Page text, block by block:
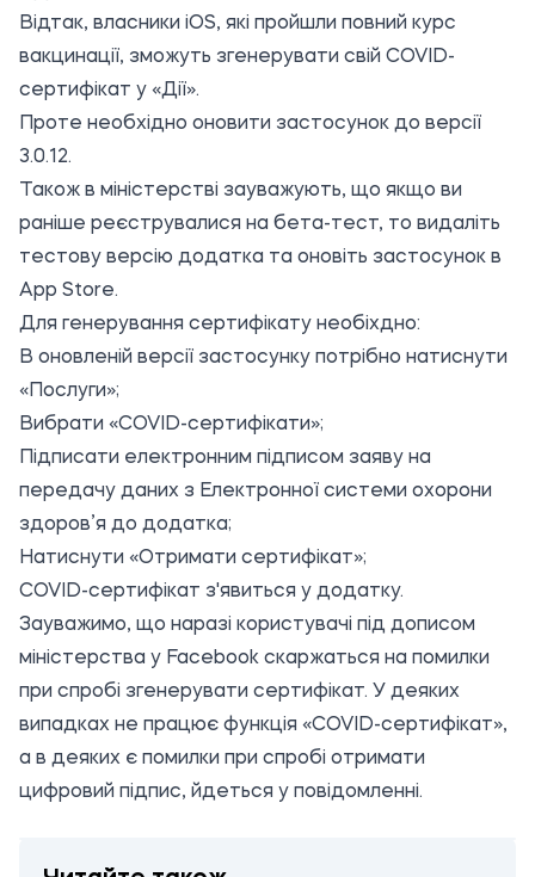
Відтак, власники iOS, які пройшли повний курс
вакцинації, зможуть згенерувати свій COVID-
сертифікат у «Дії».
Проте необхідно оновити застосунок до версії
3.0.12.
Також в міністерстві зауважують, що якщо ви
раніше реєструвалися на бета-тест, то видаліть
тестову версію додатка та оновіть застосунок в
App Store.
Для генерування сертифікату необіхдно:
В оновленій версії застосунку потрібно натиснути
«Послуги»;
Вибрати «COVID-сертифікати»;
Підписати електронним підписом заяву на
передачу даних з Електронної системи охорони
здоров’я до додатка;
Натиснути «Отримати сертифікат»;
COVID-сертифікат з'явиться у додатку.
Зауважимо, що наразі користувачі під дописом
міністерства у Facebook скаржаться на помилки
при спробі згенерувати сертифікат. У деяких
випадках не працює функція «COVID-сертифікат»,
а в деяких є помилки при спробі отримати
цифровий підпис, йдеться у повідомленні.